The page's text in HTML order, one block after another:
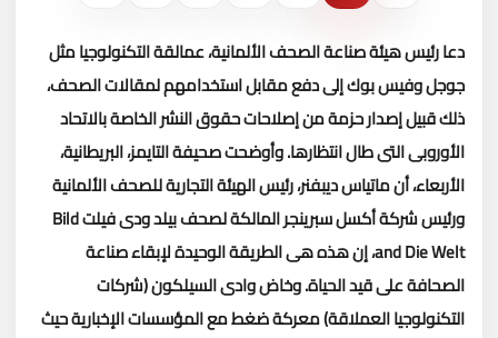
دعا رئيس هيئة صناعة الصحف الألمانية، عمالقة التكنولوجيا مثل
جوجل وفيس بوك إلى دفع مقابل استخدامهم لمقالات الصحف،
ذلك قبيل إصدار حزمة من إصلاحات حقوق النشر الخاصة بالاتحاد
الأوروبى التى طال انتظارها.وأوضحت صحيفة التايمز، البريطانية،
الأربعاء، أن ماتياس ديبفنر، رئيس الهيئة التجارية للصحف الألمانية
ورئيس شركة أكسل سبرينجر المالكة لصحف بيلد ودى فيلت Bild
and Die Welt، إن هذه هى الطريقة الوحيدة لإبقاء صناعة
الصحافة على قيد الحياة.وخاض وادى السيلكون (شركات
التكنولوجيا العملاقة) معركة ضغط مع المؤسسات الإخبارية حيث